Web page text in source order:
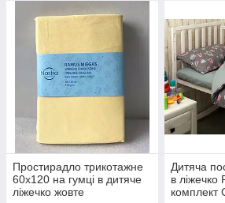
Простирадло трикотажне
60х120 на гумці в дитяче
ліжечко жовте
Дитяча
в ліжечко
комплект